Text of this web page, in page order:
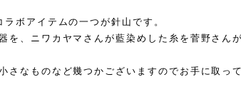
ラボアイテムの一つが針山です。
を、ニワカヤマさんが藍染めした糸を菅野さん
さなものなど幾つかございますのでお手に取っ